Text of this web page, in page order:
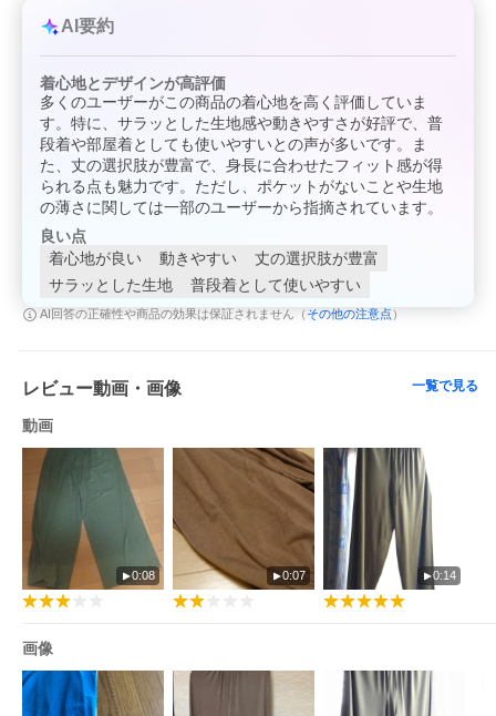
AI要約
着心地とデザインが高評価
多くのユーザーがこの商品の着心地を高く評価していま
す。特に、サラッとした生地感や動きやすさが好評で、普
段着や部屋着としても使いやすいとの声が多いです。ま
た、丈の選択肢が豊富で、身長に合わせたフィット感が得
られる点も魅力です。ただし、ポケットがないことや生地
の薄さに関しては一部のユーザーから指摘されています。
良い点
着心地が良い
動きやすい
丈の選択肢が豊富
サラッとした生地
普段着として使いやすい
AI回答の正確性や商品の効果は保証されません（ その他の注意点 ）
レビュー動画・画像 一覧で見る
動画
0:08 0:07 0:14
画像